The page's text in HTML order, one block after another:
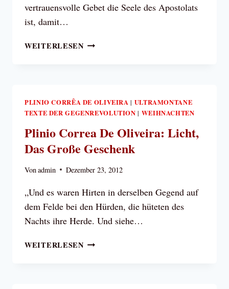
vertrauensvolle Gebet die Seele des Apostolats
ist, damit…
WEITERLESENPAPST
IST
DIE
DES
APOSTOLATS
PLINIO CORRÊA DE OLIVEIRA | ULTRAMONTANE
TEXTE DER GEGENREVOLUTION | WEIHNACHTEN
Plinio Correa De Oliveira: Licht,
Das Große Geschenk
Vonadmin Dezember 23, 2012
„Und es waren Hirten in derselben Gegend auf
dem Felde bei den Hürden, die hüteten des
Nachts ihre Herde. Und siehe…
WEITERLESENPLINIO